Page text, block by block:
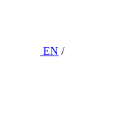
EN /